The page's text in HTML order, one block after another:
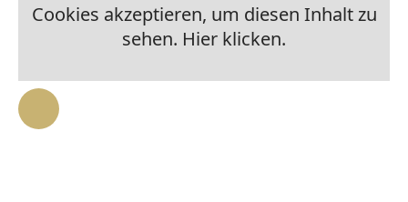
Cookies akzeptieren, um diesen Inhalt zu
sehen. Hier klicken.